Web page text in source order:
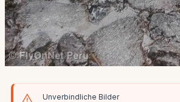
Unverbindliche Bilder